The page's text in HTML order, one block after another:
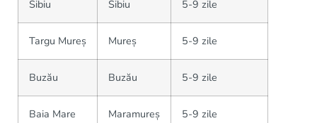
Sibiu Sibiu 5-9 zile
Targu Mureș Mureș 5-9 zile
Buzău Buzău 5-9 zile
Baia Mare Maramureș 5-9 zile